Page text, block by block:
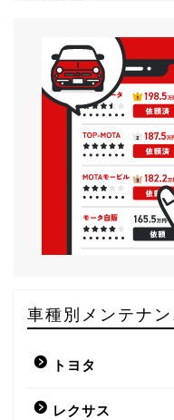
車種別メンテナ
トヨタ
レクサス